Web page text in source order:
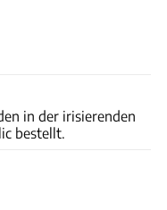
in der irisierenden
bestellt.